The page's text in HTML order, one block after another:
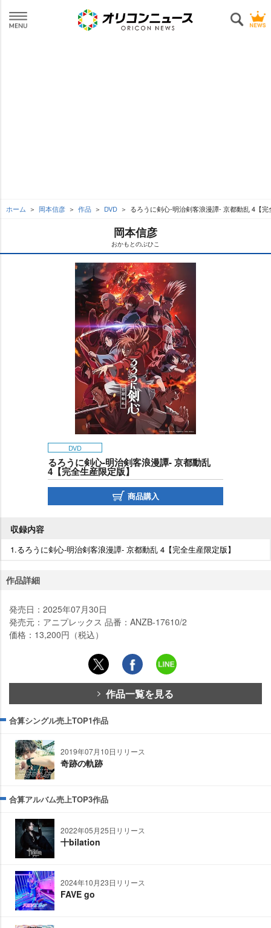
ホーム 岡本信彦 作品 DVD るろうに剣心-明治剣客浪漫譚- 京都動乱 4【
岡本信彦
おかもとのぶひこ
DVD
るろうに剣心-明治剣客浪漫譚- 京都動乱
4【完全生産限定版】
商品購入
収録内容
1.るろうに剣心-明治剣客浪漫譚- 京都動乱 4【完全生産限定版】
作品詳細
発売日：2025年07月30日
発売元：アニプレックス 品番：ANZB-17610/2
価格：13,200円（税込）
作品一覧を見る
合算シングル売上TOP1作品
2019年07月10日リリース
奇跡の軌跡
合算アルバム売上TOP3作品
2022年05月25日リリース
十bilation
2024年10月23日リリース
FAVE go